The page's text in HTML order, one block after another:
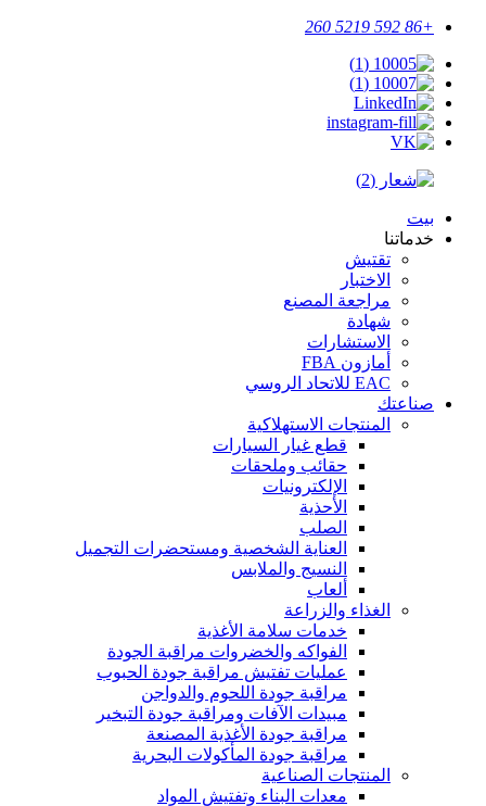
+86 592 5219 260
بيت
خدماتنا
تقتيش
الاختبار
مراجعة المصنع
شهادة
الاستشارات
أمازون FBA
EAC للاتحاد الروسي
صناعتك
المنتجات الاستهلاكية
قطع غيار السيارات
حقائب وملحقات
الإلكترونيات
الأحذية
الصلب
العناية الشخصية ومستحضرات التجميل
النسيج والملابس
ألعاب
الغذاء والزراعة
خدمات سلامة الأغذية
الفواكه والخضروات مراقبة الجودة
عمليات تفتيش مراقبة جودة الحبوب
مراقبة جودة اللحوم والدواجن
مبيدات الآفات ومراقبة جودة التبخير
مراقبة جودة الأغذية المصنعة
مراقبة جودة المأكولات البحرية
المنتجات الصناعية
معدات البناء وتفتيش المواد